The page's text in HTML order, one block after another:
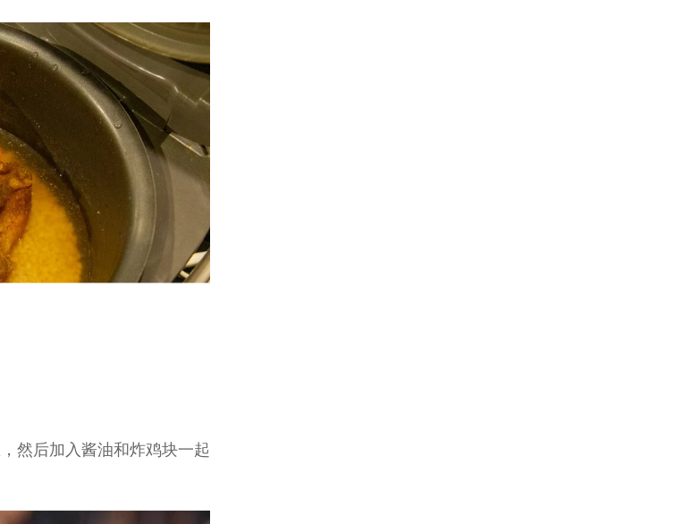
然后加入酱油和炸鸡块一起